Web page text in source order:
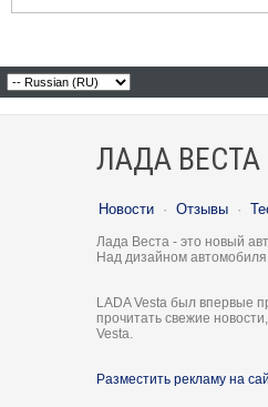
ЛАДА ВЕСТА
Новости · Отзывы ·
Лада Веста - это новый
Над дизайном
LADA Vesta был впервые
прочитать свежие
Vesta.
Разместить рекламу на